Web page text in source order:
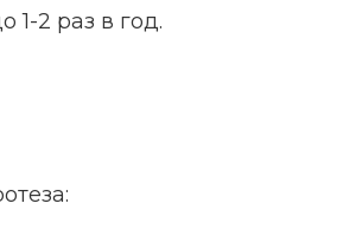
1-2 раз в год.